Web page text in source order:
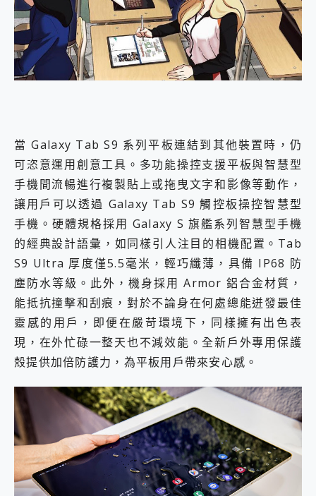
當 Galaxy Tab S9 系列平板連結到其他裝置時，仍
可恣意運用創意工具。多功能操控支援平板與智慧型
手機間流暢進行複製貼上或拖曳文字和影像等動作，
讓用戶可以透過 Galaxy Tab S9 觸控板操控智慧型
手機。硬體規格採用 Galaxy S 旗艦系列智慧型手機
的經典設計語彙，如同樣引人注目的相機配置。Tab
S9 Ultra 厚度僅5.5毫米，輕巧纖薄，具備 IP68 防
塵防水等級。此外，機身採用 Armor 鋁合金材質，
能抵抗撞擊和刮痕，對於不論身在何處總能迸發最佳
靈感的用戶，即便在嚴苛環境下，同樣擁有出色表
現，在外忙碌一整天也不減效能。全新戶外專用保護
殼提供加倍防護力，為平板用戶帶來安心感。